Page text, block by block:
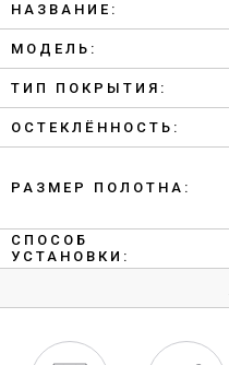
НАЗВАНИЕ:
МОДЕЛЬ:
ТИП ПОКРЫТИЯ:
ОСТЕКЛЁННОСТЬ:
РАЗМЕР ПОЛОТНА:
СПОСОБ
УСТАНОВКИ: